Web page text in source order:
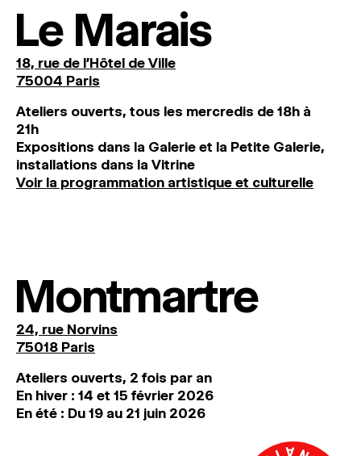
Le Marais
18, rue de l'Hôtel de Ville
75004 Paris
Ateliers ouverts, tous les mercredis de 18h à
21h
Expositions dans la Galerie et la Petite Galerie,
installations dans la Vitrine
Voir la programmation artistique et culturelle
Montmartre
24, rue Norvins
75018 Paris
Ateliers ouverts, 2 fois par an
En hiver : 14 et 15 février 2026
En été : Du 19 au 21 juin 2026